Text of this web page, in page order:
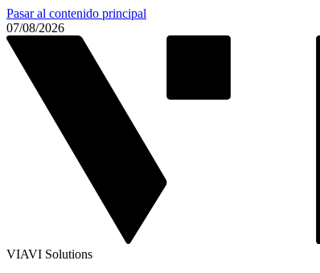
Pasar al contenido principal
07/08/2026
VIAVI Solutions